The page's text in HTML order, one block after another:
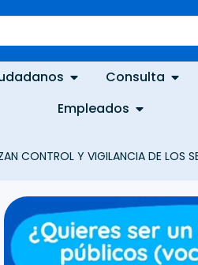
Consulta
Empleados
CONTROL Y VIGILANCIA DE LOS